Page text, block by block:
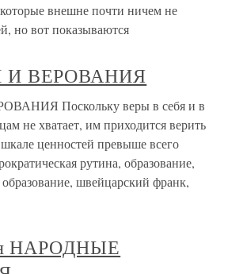
внешне почти ничем не
но вот показываются
ВЕРОВАНИЯ
Поскольку веры в себя и в
не хватает, им приходится верить
ценностей превыше всего
рутина, образование,
образование, швейцарский франк,
НАРОДНЫЕ